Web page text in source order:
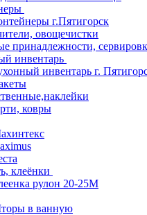
г.Пятигорск
овощечистки
принадлежности,
инвентарь
инвентарь г.
ковры
клеёнки
рулон 20-25М
в ванную